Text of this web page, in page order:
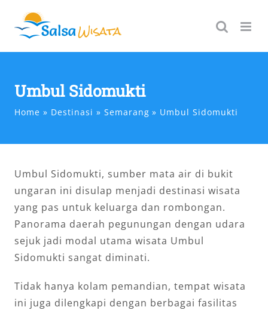
content
Umbul Sidomukti
Home Destinasi Semarang Umbul Sidomukti
Umbul Sidomukti, sumber mata air di bukit
ungaran ini disulap menjadi destinasi wisata
yang pas untuk keluarga dan rombongan.
Panorama daerah pegunungan dengan udara
sejuk jadi modal utama wisata Umbul
Sidomukti sangat diminati.
Tidak hanya kolam pemandian, tempat wisata
ini juga dilengkapi dengan berbagai fasilitas